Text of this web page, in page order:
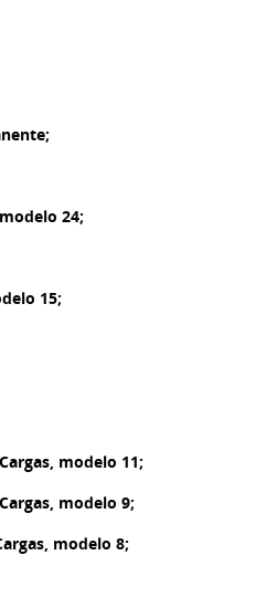
24;
15;
modelo 11;
modelo 9;
modelo 8;